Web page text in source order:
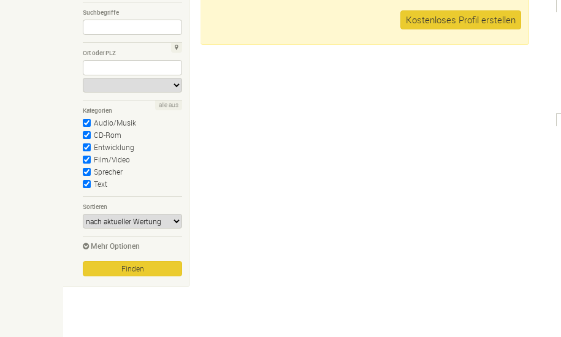
Suchbegriffe
Ort oder PLZ
Kategorien
Audio/Musik
CD-Rom
Entwicklung
Film/Video
Sprecher
Text
alle aus
Sortieren
Mehr Optionen
Kostenloses Profil erstellen